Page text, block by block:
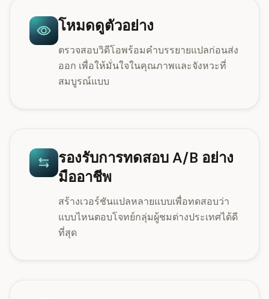
โหมดดูตัวอย่าง
ตรวจสอบวิดีโอพร้อมคำบรรยายแปลก่อนส่ง
ออก เพื่อให้มั่นใจในคุณภาพและจังหวะที่
สมบูรณ์แบบ
รองรับการทดสอบ A/B อย่าง
มืออาชีพ
สร้างเวอร์ชันแปลหลายแบบเพื่อทดสอบว่า
แบบไหนตอบโจทย์กลุ่มผู้ชมต่างประเทศได้ดี
ที่สุด